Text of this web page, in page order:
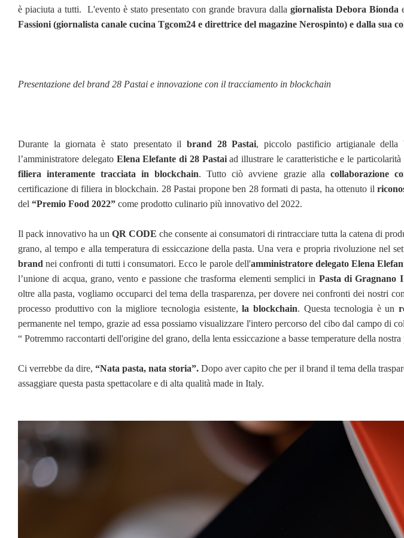
è piaciuta a tutti. L'evento è stato presentato con grande bravura dalla giornalista Debora Bionda
Fassioni (giornalista canale cucina Tgcom24 e direttrice del magazine Nerospinto) e dalla sua
Presentazione del brand 28 Pastai e innovazione con il tracciamento in blockchain
Durante la giornata è stato presentato il brand 28 Pastai, piccolo pastificio artigianale
l’amministratore delegato Elena Elefante di 28 Pastaiad illustrare le caratteristiche e le
filiera interamente tracciata in blockchain. Tutto ciò avviene grazie alla collaborazione
certificazione di filiera in blockchain. 28 Pastai propone ben 28 formati di pasta, ha ottenuto il
del “Premio Food 2022” come prodotto culinario più innovativo del 2022.
Il pack innovativo ha un QR CODE che consente ai consumatori di rintracciare tutta la catena di
grano, al tempo e alla temperatura di essiccazione della pasta. Una vera e propria rivoluzione nel
brand nei confronti di tutti i consumatori. Ecco le parole dell'amministratore delegato Elena
l’unione di acqua, grano, vento e passione che trasforma elementi semplici in Pasta di Gragnano
oltre alla pasta, vogliamo occuparci del tema della trasparenza, per dovere nei confronti dei nostri
processo produttivo con la migliore tecnologia esistente,la blockchain. Questa tecnologia è un
permanente nel tempo, grazie ad essa possiamo visualizzare l'intero percorso del cibo dal campo di
“ Potremmo raccontarti dell'origine del grano, della lenta essiccazione a basse temperature della
Ci verrebbe da dire,“Nata pasta, nata storia”.Dopo aver capito che per il brand il tema della
assaggiare questa pasta spettacolare e di alta qualità made in Italy.